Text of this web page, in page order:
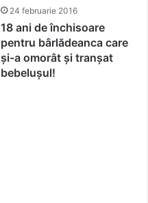
24 februarie 2016
18 ani de închisoare
pentru bârlădeanca care
și-a omorât și tranșat
bebelușul!